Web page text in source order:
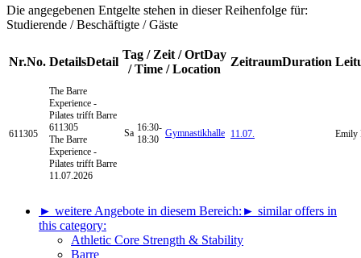
Die angegebenen Entgelte stehen in dieser Reihenfolge für:
Studierende / Beschäftigte / Gäste
Nr.No. DetailsDetail
Tag / Zeit / OrtDay
/ Time / Location
ZeitraumDuration
611305
The Barre
Experience -
Pilates trifft Barre
611305
The Barre
Experience -
Pilates trifft Barre
11.07.2026
Sa 16:30-
18:30
Gymnastikhalle 11.07. Emily
► weitere Angebote in diesem Bereich: ► similar offers in
this category:
Athletic Core Strength & Stability
Barre